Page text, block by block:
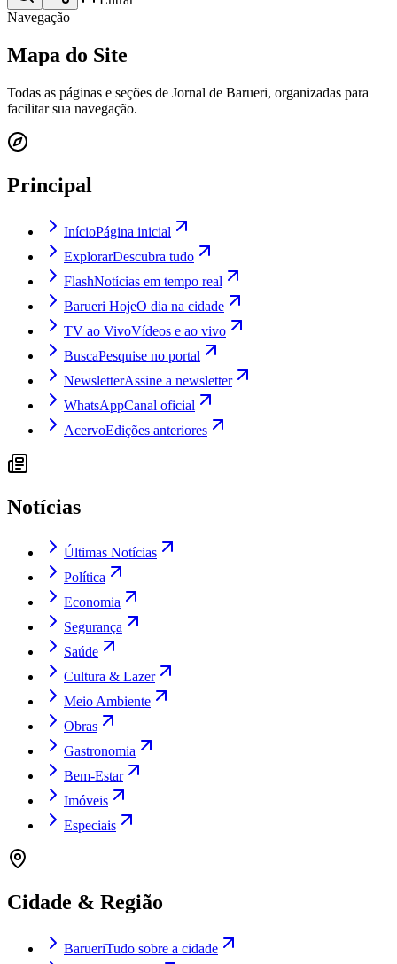
Navegação
Mapa do Site
Todas as páginas e seções de Jornal de Barueri, organizadas para
facilitar sua navegação.
Principal
InícioPágina inicial
ExplorarDescubra tudo
FlashNotícias em tempo real
Barueri HojeO dia na cidade
TV ao VivoVídeos e ao vivo
BuscaPesquise no portal
NewsletterAssine a newsletter
WhatsAppCanal oficial
AcervoEdições anteriores
Notícias
Últimas Notícias
Política
Economia
Segurança
Saúde
Cultura & Lazer
Meio Ambiente
Obras
Gastronomia
Bem-Estar
Imóveis
Especiais
Cidade & Região
BarueriTudo sobre a cidade